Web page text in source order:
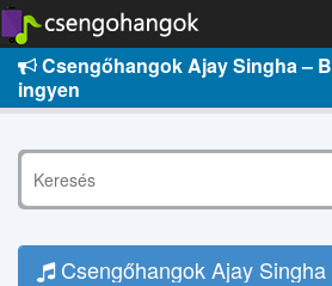
Csengőhangok Ajay Singha –
ingyen
Csengőhangok Ajay Singha – Bhool